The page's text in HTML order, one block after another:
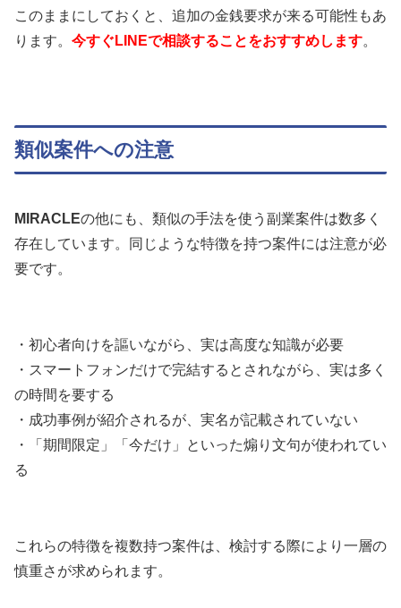
このままにしておくと、追加の金銭要求が来る可能性もあ
ります。 今すぐLINEで相談することをおすすめします。
類似案件への注意
MIRACLEの他にも、類似の手法を使う副業案件は数多く
存在しています。同じような特徴を持つ案件には注意が必
要です。
・初心者向けを謳いながら、実は高度な知識が必要
・スマートフォンだけで完結するとされながら、実は多く
の時間を要する
・成功事例が紹介されるが、実名が記載されていない
・「期間限定」「今だけ」といった煽り文句が使われてい
る
これらの特徴を複数持つ案件は、検討する際により一層の
慎重さが求められます。